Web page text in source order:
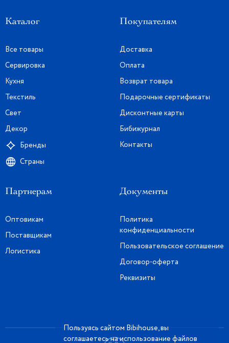
Каталог
Все товары
Сервировка
Кухня
Текстиль
Свет
Декор
Бренды
Страны
Покупателям
Доставка
Оплата
Возврат товара
Подарочные сертификаты
Дисконтные карты
Бибижурнал
Контакты
Партнерам
Оптовикам
Поставщикам
Логистика
Документы
Политика
конфиденциальности
Пользовательское соглашение
Договор-оферта
Реквизиты
Пользуясь сайтом Bibihouse, вы
соглашаетесь на использование файлов